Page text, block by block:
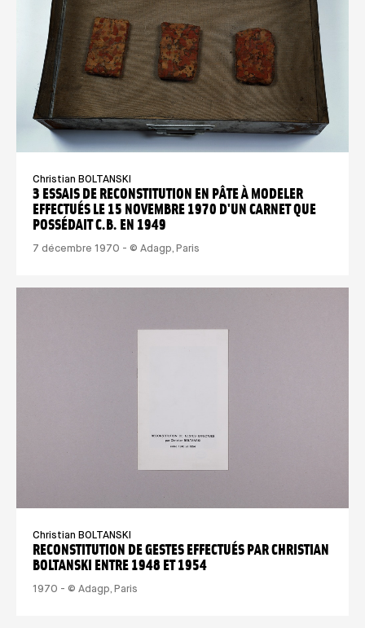
3 ESSAIS DE RECONSTITUTION EN PÂTE À MODELER
EFFECTUÉS LE 15 NOVEMBRE 1970 D'UN CARNET QUE
POSSÉDAIT C.B. EN 1949
Christian BOLTANSKI
7 décembre 1970 - © Adagp, Paris
RECONSTITUTION DE GESTES EFFECTUÉS PAR CHRISTIAN
BOLTANSKI ENTRE 1948 ET 1954
Christian BOLTANSKI
1970 - © Adagp, Paris